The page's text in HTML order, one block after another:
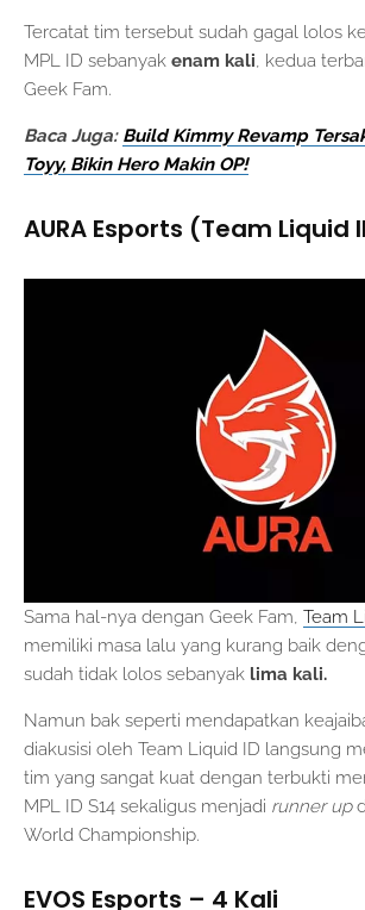
Tercatat tim tersebut sudah gagal lolos
MPL ID sebanyak enam kali, kedua
Geek Fam.
Baca Juga: Build Kimmy Revamp
Toyy, Bikin Hero Makin OP!
AURA Esports (Team Liquid
Sama hal-nya dengan Geek Fam, Team
memiliki masa lalu yang kurang baik
sudah tidak lolos sebanyak lima kali.
Namun bak seperti mendapatkan
diakusisi oleh Team Liquid ID langsung
tim yang sangat kuat dengan terbukti
MPL ID S14 sekaligus menjadi runner up
World Championship.
EVOS Esports – 4 Kali